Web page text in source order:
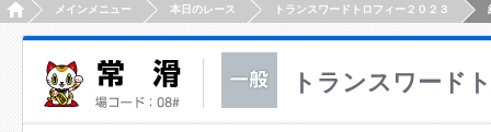
HOMEメインメニュー 本日のレース トランスワードトロフィー２０２３
トランスワード